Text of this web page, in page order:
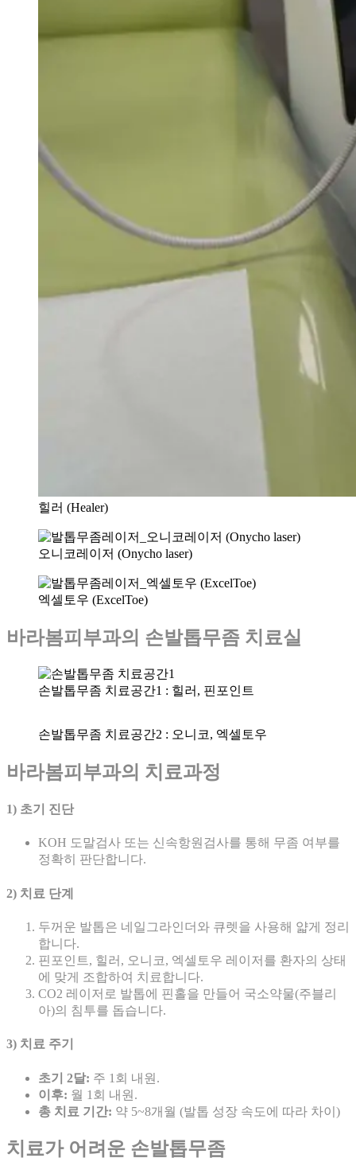
힐러 (Healer)
오니코레이저 (Onycho laser)
엑셀토우 (ExcelToe)
바라봄피부과의 손발톱무좀 치료실
손발톱무좀 치료공간1 : 힐러, 핀포인트
손발톱무좀 치료공간2 : 오니코, 엑셀토우
바라봄피부과의 치료과정
1) 초기 진단
KOH 도말검사 또는 신속항원검사를 통해 무좀 여부를
정확히 판단합니다.
2) 치료 단계
두꺼운 발톱은 네일그라인더와 큐렛을 사용해 얇게 정리
합니다.
핀포인트, 힐러, 오니코, 엑셀토우 레이저를 환자의 상태
에 맞게 조합하여 치료합니다.
CO2 레이저로 발톱에 핀홀을 만들어 국소약물(주블리
아)의 침투를 돕습니다.
3) 치료 주기
초기 2달: 주 1회 내원.
이후: 월 1회 내원.
총 치료 기간: 약 5~8개월 (발톱 성장 속도에 따라 차이)
치료가 어려운 손발톱무좀